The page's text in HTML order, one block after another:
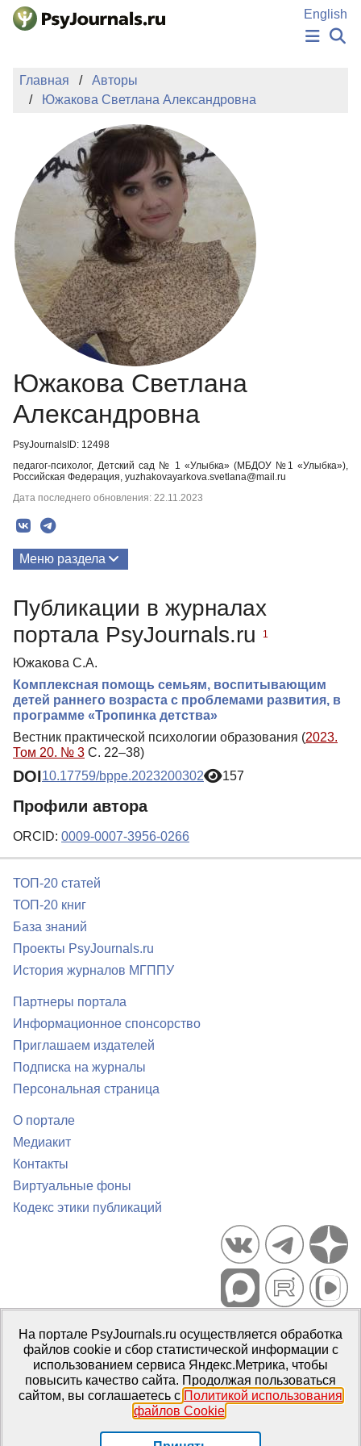
Перейти к основному содержанию
English
ИЗДАНИЯ
ПОДАТЬ РУКОПИСЬ
БАЗА ЗНАНИЙ
КЛЮЧЕВЫЕ СЛОВА
Регистрация
Главная
Авторы
Южакова Светлана Александровна
Южакова Светлана
Александровна
PsyJournalsID: 12498
педагог-психолог, Детский сад № 1 «Улыбка» (МБДОУ №1 «Улыбка»),
Российская Федерация, yuzhakovayarkova.svetlana@mail.ru
Дата последнего обновления: 22.11.2023
Меню раздела
Публикации в журналах
портала PsyJournals.ru
1
Южакова С.А.
Комплексная помощь семьям, воспитывающим
детей раннего возраста с проблемами развития, в
программе «Тропинка детства»
Вестник практической психологии образования (2023.
Том 20. № 3 С. 22–38)
DOI10.17759/bppe.2023200302 157
Профили автора
ORCID: 0009-0007-3956-0266
ТОП-20 статей
ТОП-20 книг
База знаний
Проекты PsyJournals.ru
История журналов МГППУ
Партнеры портала
Информационное спонсорство
Приглашаем издателей
Подписка на журналы
Персональная страница
О портале
Медиакит
Контакты
Виртуальные фоны
Кодекс этики публикаций
Портал психологических изданий PsyJournals.ru, 2007–2026
Правила использования материалов
Свидетельство регистрации СМИЭл № ФС77-66447 от 14 июля
2016 г.
Издатель: ФГБОУ ВО МГППУ
На портале PsyJournals.ru осуществляется обработка
файлов cookie и сбор статистической информации с
использованием сервиса Яндекс.Метрика, чтобы
повысить качество сайта. Продолжая пользоваться
сайтом, вы соглашаетесь с Политикой использования
файлов Cookie.